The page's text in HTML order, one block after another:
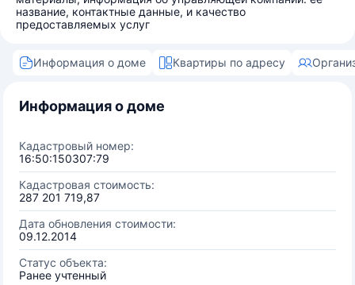
название, контактные данные, и качество
предоставляемых услуг
Информация о доме Квартиры по адресу
Информация о доме
Кадастровый номер:
16:50:150307:79
Кадастровая стоимость:
287 201 719,87
Дата обновления стоимости:
09.12.2014
Статус объекта:
Ранее учтенный